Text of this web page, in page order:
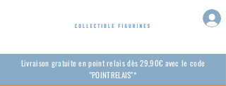
Livraison gratuite en point relais dès 29,90€ avec le code
"POINTRELAIS"*